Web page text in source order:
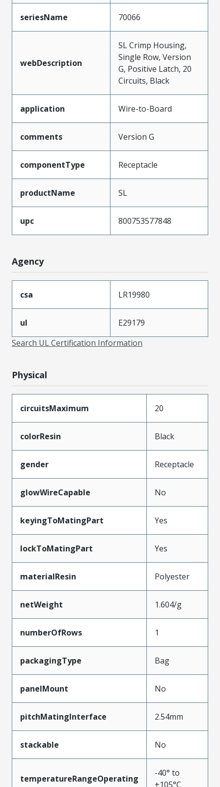
seriesName 70066
webDescription
SL Crimp Housing,
Single Row, Version
G, Positive Latch, 20
Circuits, Black
application Wire-to-Board
comments Version G
componentType Receptacle
productName SL
upc 800753577848
Agency
csa LR19980
ul
E29179
Search UL Certification Information
Physical
circuitsMaximum 20
colorResin Black
gender Receptacle
glowWireCapable No
keyingToMatingPart Yes
lockToMatingPart Yes
materialResin Polyester
netWeight 1.604/g
numberOfRows 1
packagingType Bag
panelMount No
pitchMatingInterface 2.54mm
stackable No
temperatureRangeOperating
-40° to
+105°C